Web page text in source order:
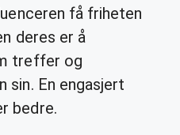
få friheten
deres er å
treffer og
sin. En engasjert
bedre.